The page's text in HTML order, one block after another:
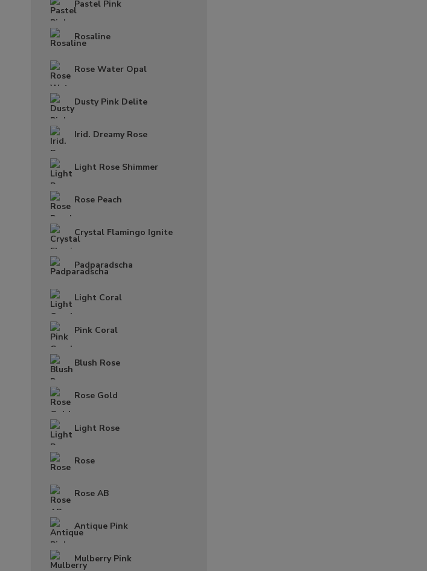
Pastel Pink
Rosaline
Rose Water Opal
Dusty Pink Delite
Irid. Dreamy Rose
Light Rose Shimmer
Rose Peach
Crystal Flamingo Ignite
Padparadscha
Light Coral
Pink Coral
Blush Rose
Rose Gold
Light Rose
Rose
Rose AB
Antique Pink
Mulberry Pink